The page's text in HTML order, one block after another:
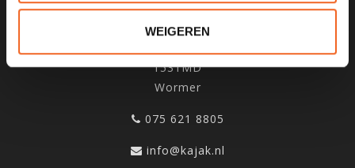
WEIGEREN
1531MD
Wormer
075 621 8805
info@kajak.nl